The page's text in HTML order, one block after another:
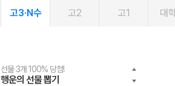
고3·N수 고2 고1 대
선물 3개 100% 당첨!
행운의 선물 뽑기
선물 100% 증정!
메가스터디 X 올리브
여름방학 스터디 캐시백
메가런 썸머스쿨
2027 러셀 단과
강사 공개선발
스마트러닝앱
설문 EVENT
메가패스
3일 무료 체험권
메가패스 수강생 무료혜택!
메가클럽 멤버십
사회공헌 캠페인
희망이룸 메가나눔